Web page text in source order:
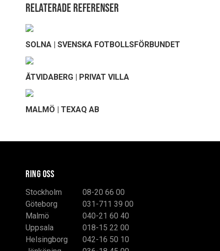
Relaterade referenser
SOLNA | SVENSKA FOTBOLLSFÖRBUNDET
ÅTVIDABERG | PRIVAT VILLA
MALMÖ | TEXAQ AB
RING OSS
Stockholm
08-20 66 00
Göteborg
031-711 39 00
Malmö
040-21 60 40
Uppsala
018-15 22 00
Helsingborg
042-16 50 10